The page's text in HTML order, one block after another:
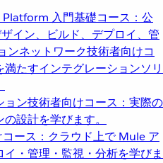
入門基礎コース：公
イン、ビルド、デプロイ、管
ンネットワーク技術者向けコ
たすインテグレーションソリ
ョン技術者向けコース：実際の
設計を学びます。
ース：クラウド上で Mule ア
・管理・監視・分析を学びま